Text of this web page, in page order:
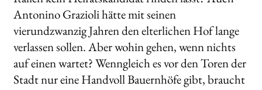
Antonino Grazioli hätte mit seinen
vierundzwanzig Jahren den elterlichen Hof lange
verlassen sollen. Aber wohin gehen, wenn nichts
auf einen wartet? Wenngleich es vor den Toren der
Stadt nur eine Handvoll Bauernhöfe gibt, braucht